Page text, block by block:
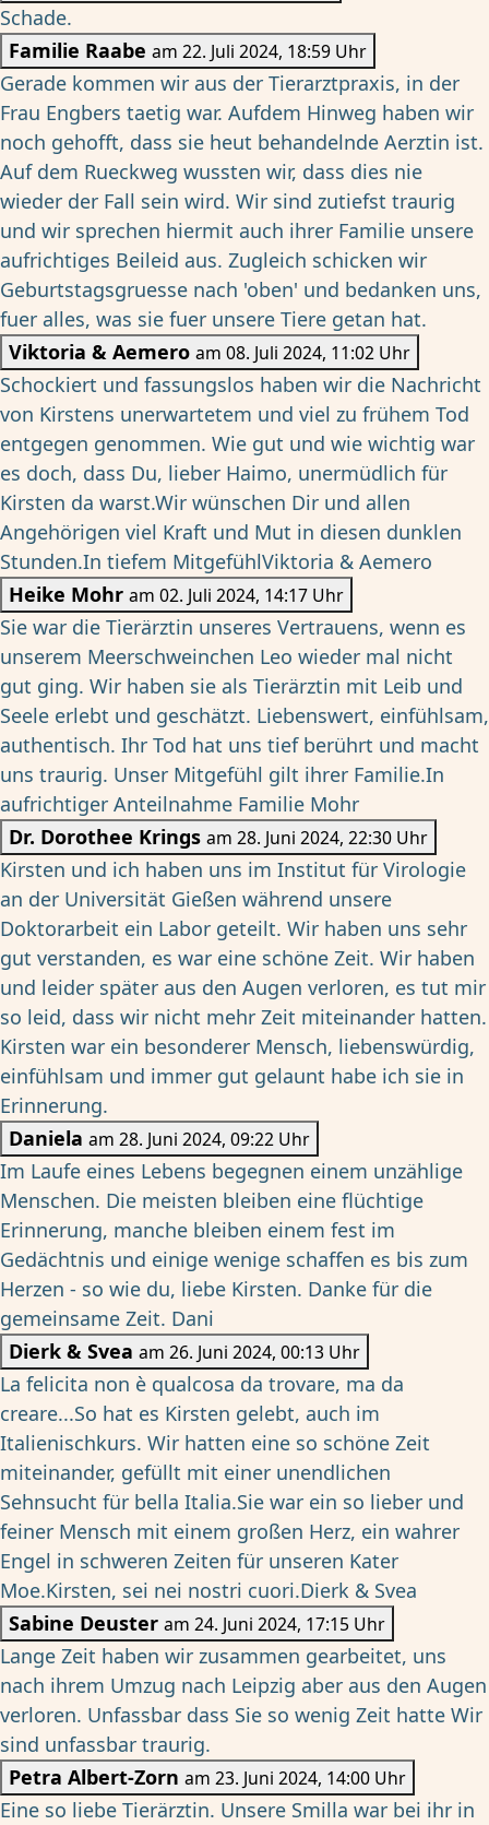
Schade.
Familie Raabe
am 22. Juli 2024, 18:59 Uhr
Gerade kommen wir aus der Tierarztpraxis, in der
Frau Engbers taetig war. Aufdem Hinweg haben wir
noch gehofft, dass sie heut behandelnde Aerztin ist.
Auf dem Rueckweg wussten wir, dass dies nie
wieder der Fall sein wird. Wir sind zutiefst traurig
und wir sprechen hiermit auch ihrer Familie unsere
aufrichtiges Beileid aus. Zugleich schicken wir
Geburtstagsgruesse nach 'oben' und bedanken uns,
fuer alles, was sie fuer unsere Tiere getan hat.
Viktoria & Aemero
am 08. Juli 2024, 11:02 Uhr
Schockiert und fassungslos haben wir die Nachricht
von Kirstens unerwartetem und viel zu frühem Tod
entgegen genommen. Wie gut und wie wichtig war
es doch, dass Du, lieber Haimo, unermüdlich für
Kirsten da warst.Wir wünschen Dir und allen
Angehörigen viel Kraft und Mut in diesen dunklen
Stunden.In tiefem MitgefühlViktoria & Aemero
Heike Mohr
am 02. Juli 2024, 14:17 Uhr
Sie war die Tierärztin unseres Vertrauens, wenn es
unserem Meerschweinchen Leo wieder mal nicht
gut ging. Wir haben sie als Tierärztin mit Leib und
Seele erlebt und geschätzt. Liebenswert, einfühlsam,
authentisch. Ihr Tod hat uns tief berührt und macht
uns traurig. Unser Mitgefühl gilt ihrer Familie.In
aufrichtiger Anteilnahme Familie Mohr
Dr. Dorothee Krings
am 28. Juni 2024, 22:30 Uhr
Kirsten und ich haben uns im Institut für Virologie
an der Universität Gießen während unsere
Doktorarbeit ein Labor geteilt. Wir haben uns sehr
gut verstanden, es war eine schöne Zeit. Wir haben
und leider später aus den Augen verloren, es tut mir
so leid, dass wir nicht mehr Zeit miteinander hatten.
Kirsten war ein besonderer Mensch, liebenswürdig,
einfühlsam und immer gut gelaunt habe ich sie in
Erinnerung.
Daniela
am 28. Juni 2024, 09:22 Uhr
Im Laufe eines Lebens begegnen einem unzählige
Menschen. Die meisten bleiben eine flüchtige
Erinnerung, manche bleiben einem fest im
Gedächtnis und einige wenige schaffen es bis zum
Herzen - so wie du, liebe Kirsten. Danke für die
gemeinsame Zeit. Dani
Dierk & Svea
am 26. Juni 2024, 00:13 Uhr
La felicita non è qualcosa da trovare, ma da
creare...So hat es Kirsten gelebt, auch im
Italienischkurs. Wir hatten eine so schöne Zeit
miteinander, gefüllt mit einer unendlichen
Sehnsucht für bella Italia.Sie war ein so lieber und
feiner Mensch mit einem großen Herz, ein wahrer
Engel in schweren Zeiten für unseren Kater
Moe.Kirsten, sei nei nostri cuori.Dierk & Svea
Sabine Deuster
am 24. Juni 2024, 17:15 Uhr
Lange Zeit haben wir zusammen gearbeitet, uns
nach ihrem Umzug nach Leipzig aber aus den Augen
verloren. Unfassbar dass Sie so wenig Zeit hatte Wir
sind unfassbar traurig.
Petra Albert-Zorn
am 23. Juni 2024, 14:00 Uhr
Eine so liebe Tierärztin. Unsere Smilla war bei ihr in